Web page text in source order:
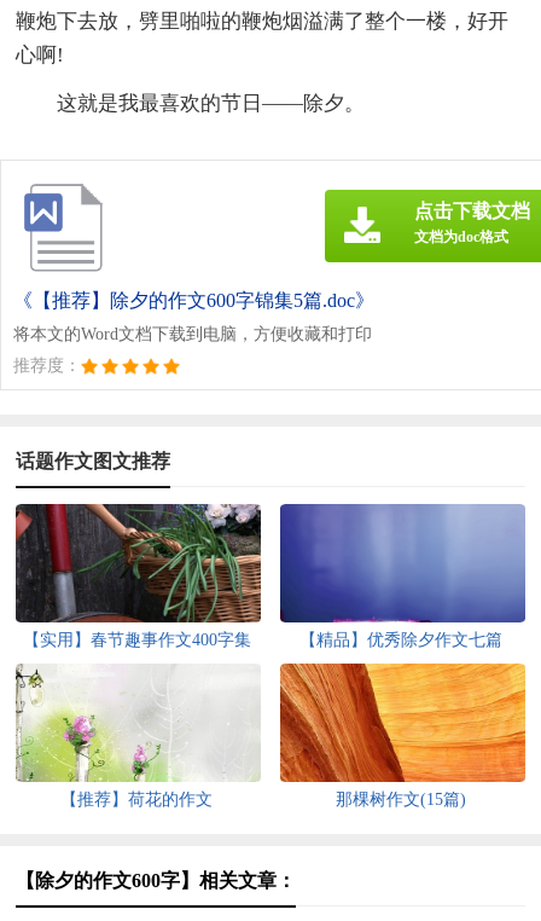
鞭炮下去放，劈里啪啦的鞭炮烟溢满了整个一楼，好开
心啊!
这就是我最喜欢的节日——除夕。
《【推荐】除夕的作文600字锦集5篇.doc》
将本文的Word文档下载到电脑，方便收藏和打印
推荐度：
点击下载文档
文档为doc格式
话题作文图文推荐
【实用】春节趣事作文400字集
【精品】优秀除夕作文七篇
【推荐】荷花的作文 那棵树作文(15篇)
【除夕的作文600字】相关文章：